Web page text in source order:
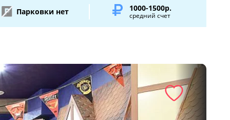
Парковки нет 1000-1500р.
средний счет